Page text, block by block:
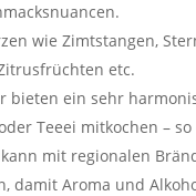
wie Zimtstangen,
etc.
bieten ein sehr
Teeei mitkochen –
kann mit regionalen
damit Aroma und